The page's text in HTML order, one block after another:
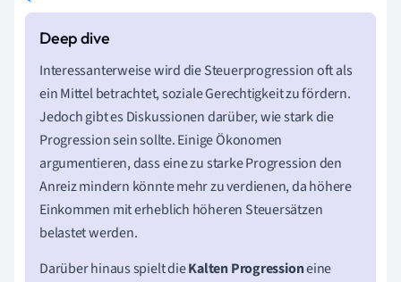
Interessanterweise wird die Steuerprogression oft als
ein Mittel betrachtet, soziale Gerechtigkeit zu fördern.
Jedoch gibt es Diskussionen darüber, wie stark die
Progression sein sollte. Einige Ökonomen
argumentieren, dass eine zu starke Progression den
Anreiz mindern könnte mehr zu verdienen, da höhere
Einkommen mit erheblich höheren Steuersätzen
belastet werden.
Darüber hinaus spielt dieKalten Progressioneine